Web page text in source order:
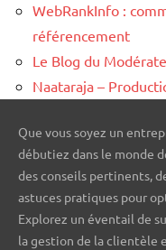
WebRankInfo :
référencement
Le Blog du
Naataraja –
Que vous soyez un
débutiez dans le monde
des conseils pertinents,
astuces pratiques pour
Explorez un éventail de
la gestion de la clientèle